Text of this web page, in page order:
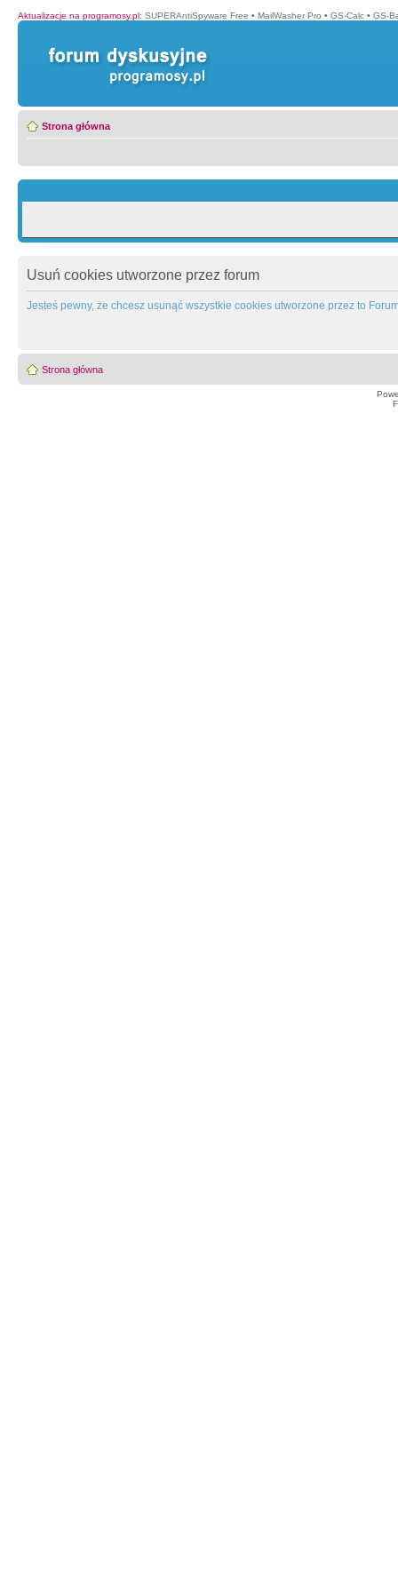
Aktualizacje na programosy.pl: SUPERAntiSpyware Free • MailWasher Pro • GS-Calc • GS-
Strona główna
Usuń cookies utworzone przez forum
Jesteś pewny, że chcesz usunąć wszystkie cookies utworzone przez to
Strona główna